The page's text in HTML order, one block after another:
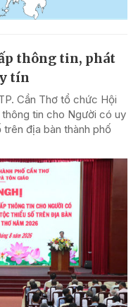
thông tin, phát
tín
Cần Thơ tổ chức Hội
tin cho Người có uy
địa bàn thành phố